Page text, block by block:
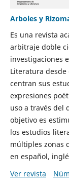
Arboles y
Es una revista
arbitraje doble
investigaciones
Literatura desde
centran sus
expresiones
uso a través del
objetivo es
los estudios
múltiples zonas
en español,
Ver revista